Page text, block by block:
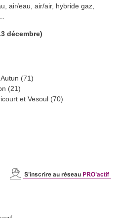
air/eau, air/air, hybride gaz,
décembre)
(71)
(21)
et Vesoul (70)